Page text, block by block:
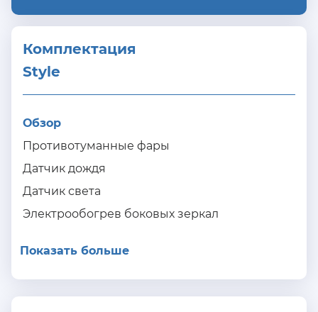
Комплектация
Style
Обзор
Противотуманные фары
Датчик дождя
Датчик света
Электрообогрев боковых зеркал
Показать больше